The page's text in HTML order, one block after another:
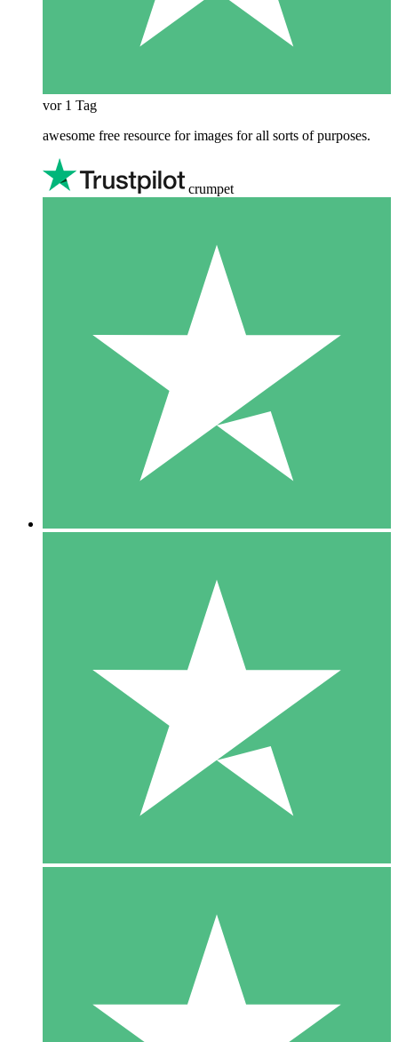
vor 1 Tag
awesome free resource for images for all sorts of purposes.
crumpet